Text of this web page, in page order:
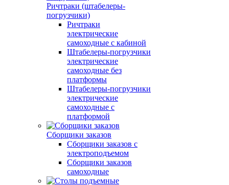
Ричтраки (штабелеры-
погрузчики)
Ричтраки
электрические
самоходные с кабиной
Штабелеры-погрузчики
электрические
самоходные без
платформы
Штабелеры-погрузчики
электрические
самоходные с
платформой
Сборщики заказов
Сборщики заказов с
электроподъемом
Сборщики заказов
самоходные